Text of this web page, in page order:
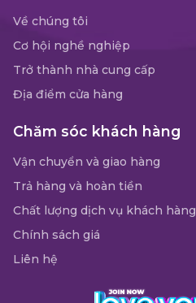
Về chúng tôi
Cơ hội nghề nghiệp
Trở thành nhà cung cấp
Địa điểm cửa hàng
Chăm sóc khách hàng
Vận chuyển và giao hàng
Trả hàng và hoàn tiền
Chất lượng dịch vụ khách hàng
Chính sách giá
Liên hệ